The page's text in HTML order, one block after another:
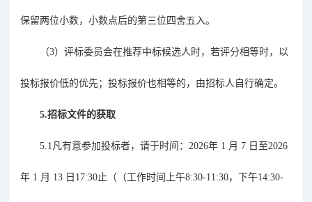
保留两位小数，小数点后的第三位四舍五入。
（3）评标委员会在推荐中标候选人时，若评分相等时，以
投标报价低的优先；投标报价也相等的，由招标人自行确定。
5.招标文件的获取
5.1凡有意参加投标者，请于时间： 2026年 1 月 7 日至2026
年 1 月 13 日 17:30止（（工作时间上午8:30-11:30，下午14:30-